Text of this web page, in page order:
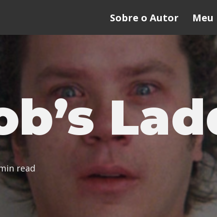
Sobre o Autor
read